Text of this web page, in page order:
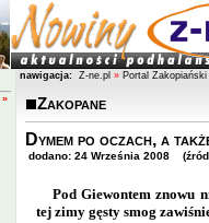
»
nawigacja: Z-ne.pl » Portal Zakopiański
Zakopane
Dymem po oczach, a
dodano: 24 Września 2008
Pod Giewontem znowu
tej zimy gęsty smog